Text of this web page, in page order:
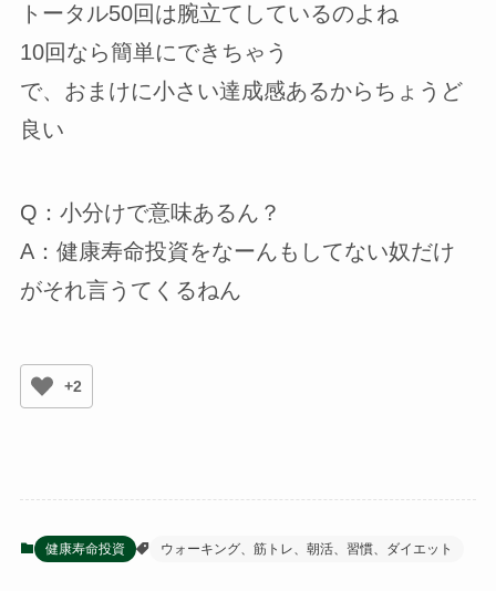
トータル50回は腕立てしているのよね
10回なら簡単にできちゃう
で、おまけに小さい達成感あるからちょうど
良い
Q：小分けで意味あるん？
A：健康寿命投資をなーんもしてない奴だけ
がそれ言うてくるねん
+2
健康寿命投資 ウォーキング、筋トレ、朝活、習慣、ダイエット